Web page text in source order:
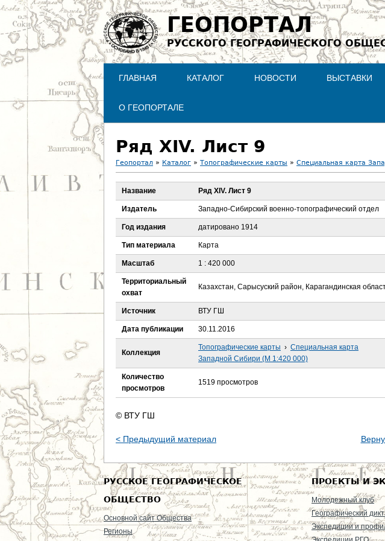
ГЕОПОРТАЛ
РУССКОГО ГЕОГРАФИЧЕСКОГО
ГЛАВНАЯ КАТАЛОГ НОВОСТИ ВЫСТАВКИ
О ГЕОПОРТАЛЕ
Ряд XIV. Лист 9
В
ы
д
е
с
ь
Геопортал » Каталог » Топографические карты » Специальная карта
Название Ряд XIV. Лист 9
Издатель Западно-Сибирский военно-топографический отдел
Год издания датировано 1914
Тип материала Карта
Масштаб 1 : 420 000
Территориальный
охват
Казахстан, Сарысуский район, Карагандинская
Источник ВТУ ГШ
Дата публикации 30.11.2016
Коллекция
Топографические карты › Специальная карта
Западной Сибири (М 1:420 000)
Количество
просмотров
1519 просмотров
© ВТУ ГШ
< Предыдущий материал
РУССКОЕ ГЕОГРАФИЧЕСКОЕ
ОБЩЕСТВО
Основной сайт Общества
Регионы
ПРОЕКТЫ И
Молодежный клуб
Географический
Экспедиции и